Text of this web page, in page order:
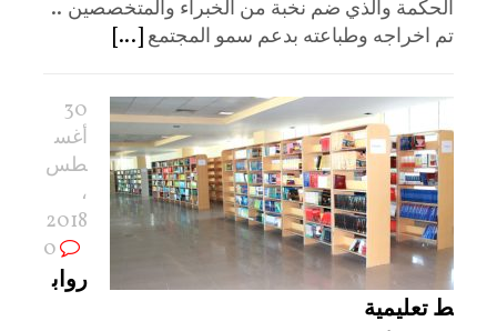
الحكمة والذي ضم نخبة من الخبراء والمتخصصين ..
تم اخراجه وطباعته بدعم سمو المجتمع [...]
30
أغس
طس
،
2018
0
رواب
ط تعليمية